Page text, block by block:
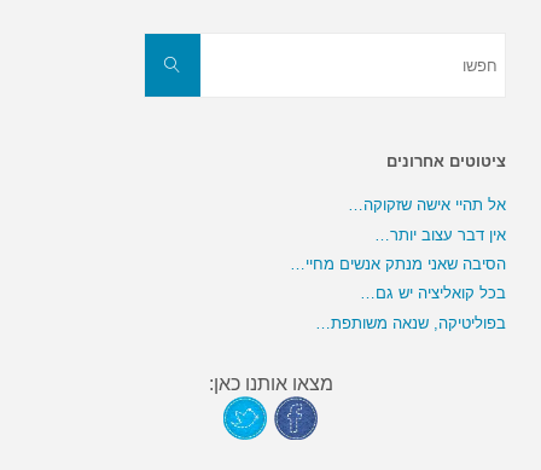
חפשו
ציטוטים אחרונים
אל תהיי אישה שזקוקה…
אין דבר עצוב יותר…
הסיבה שאני מנתק אנשים מחיי…
בכל קואליציה יש גם…
בפוליטיקה, שנאה משותפת…
מצאו אותנו כאן: